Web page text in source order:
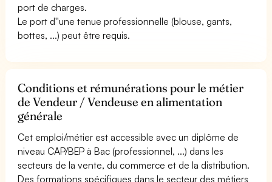
port de charges.
Le port d''une tenue professionnelle (blouse, gants,
bottes, ...) peut être requis.
Conditions et rémunérations pour le métier
de Vendeur / Vendeuse en alimentation
générale
Cet emploi/métier est accessible avec un diplôme de
niveau CAP/BEP à Bac (professionnel, ...) dans les
secteurs de la vente, du commerce et de la distribution.
Des formations spécifiques dans le secteur des métiers